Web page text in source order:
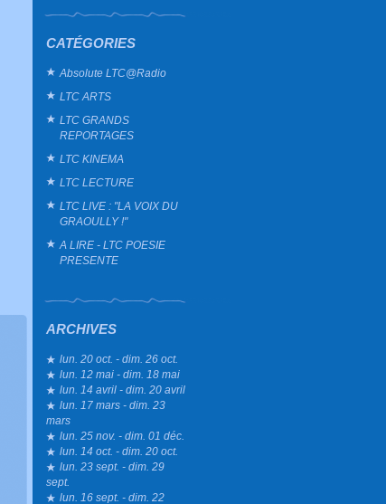
CATÉGORIES
Absolute LTC@Radio
LTC ARTS
LTC GRANDS
REPORTAGES
LTC KINEMA
LTC LECTURE
LTC LIVE : "LA VOIX DU
GRAOULLY !"
A LIRE - LTC POESIE
PRESENTE
ARCHIVES
lun. 20 oct. - dim. 26 oct.
lun. 12 mai - dim. 18 mai
lun. 14 avril - dim. 20 avril
lun. 17 mars - dim. 23
mars
lun. 25 nov. - dim. 01 déc.
lun. 14 oct. - dim. 20 oct.
lun. 23 sept. - dim. 29
sept.
lun. 16 sept. - dim. 22